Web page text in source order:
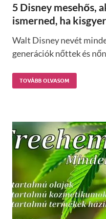
5 Disney mesehős,
ismerned, ha
Walt Disney nevét
generációk nőttek és
TOVÁBB OLVASOM